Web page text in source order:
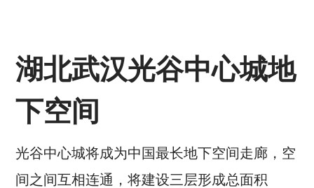
湖北武汉光谷中心城地
下空间
光谷中心城将成为中国最长地下空间走廊，空
间之间互相连通，将建设三层形成总面积